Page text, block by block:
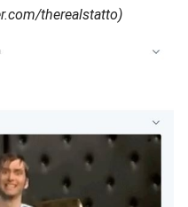
therealstatto)